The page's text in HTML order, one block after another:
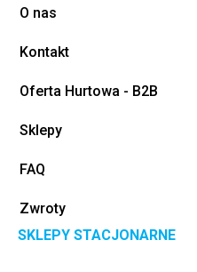
O nas
Kontakt
Oferta Hurtowa - B2B
Sklepy
FAQ
Zwroty
SKLEPY STACJONARNE